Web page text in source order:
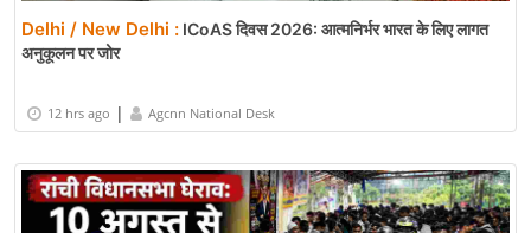
Delhi / New Delhi : ICoAS दिवस 2026: आत्मनिर्भर भारत के लिए लागत
अनुकूलन पर जोर
12 hrs ago | Agcnn National Desk